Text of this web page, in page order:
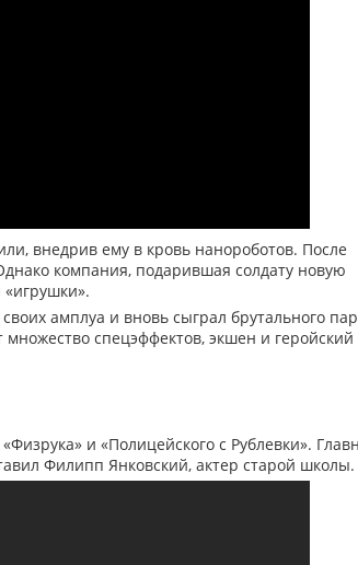
внедрив ему в кровь нанороботов. После
компания, подарившая солдату новую
амплуа и вновь сыграл брутального
спецэффектов, экшен и геройский
и «Полицейского с Рублевки».
Филипп Янковский, актер старой школы.